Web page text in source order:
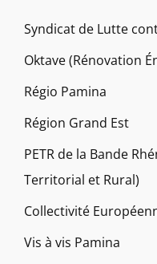
Syndicat de Lutte
Oktave (Rénovation
Régio Pamina
Région Grand Est
PETR de la Bande
Territorial et Rural)
Collectivité
Vis à vis Pamina